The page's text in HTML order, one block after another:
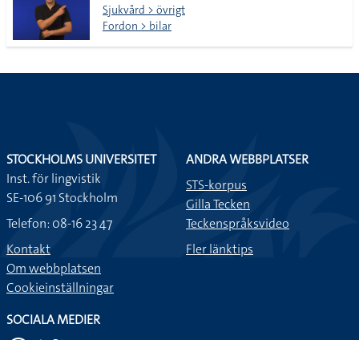
Sjukvård > övrigt
Fordon > bilar
STOCKHOLMS UNIVERSITET
Inst. för lingvistik
SE-106 91 Stockholm
Telefon: 08-16 23 47
Kontakt
Om webbplatsen
Cookieinställningar
ANDRA WEBBPLATSER
STS-korpus
Gilla Tecken
Teckenspråksvideo
Fler länktips
SOCIALA MEDIER